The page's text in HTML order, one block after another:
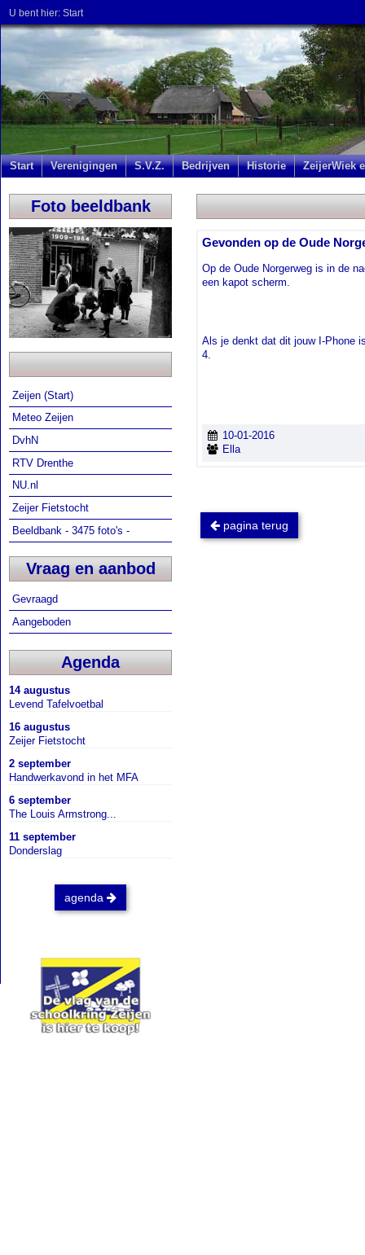
U bent hier: Start
Start Verenigingen S.V.Z. Bedrijven Historie ZeijerWiek
Foto beeldbank
Zeijen (Start)
Meteo Zeijen
DvhN
RTV Drenthe
NU.nl
Zeijer Fietstocht
Beeldbank - 3475 foto's -
Vraag en aanbod
Gevraagd
Aangeboden
Agenda
14 augustus
Levend Tafelvoetbal
16 augustus
Zeijer Fietstocht
2 september
Handwerkavond in het MFA
6 september
The Louis Armstrong...
11 september
Donderslag
agenda
Gevonden op de Oude
Op de Oude Norgerweg is in de
een kapot scherm.
Als je denkt dat dit jouw I-Phone
4.
10-01-2016
Ella
pagina terug